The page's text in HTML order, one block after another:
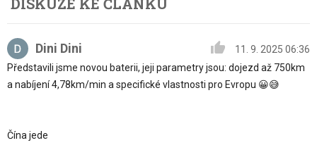
DISKUZE KE ČLÁNKU
Dini Dini
11. 9. 2025 06:36
Představili jsme novou baterii, jeji parametry jsou: dojezd až 750km
a nabíjení 4,78km/min a specifické vlastnosti pro Evropu 😀😅
Čína jede